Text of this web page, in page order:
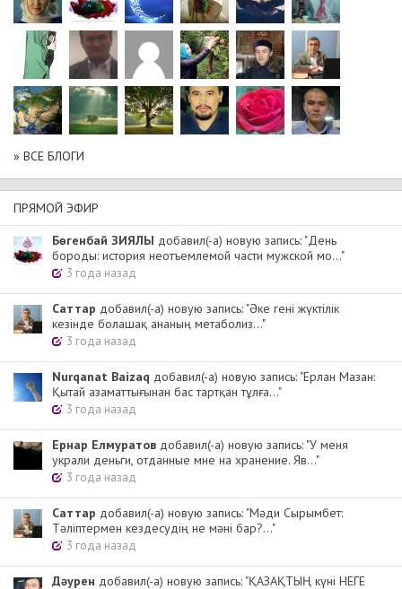
» ВСЕ БЛОГИ
ПРЯМОЙ ЭФИР
Бөгенбай ЗИЯЛЫ добавил(-а) новую запись: "День
бороды: история неотъемлемой части мужской мо..."
3 года назад
Cаттар добавил(-а) новую запись: "Әке гені жүктілік
кезінде болашақ ананың метаболиз..."
3 года назад
Nurqanat Baizaq добавил(-а) новую запись: "Ерлан Мазан:
Қытай азаматтығынан бас тартқан тұлға..."
3 года назад
Ернар Елмуратов добавил(-а) новую запись: "У меня
украли деньги, отданные мне на хранение. Яв..."
3 года назад
Cаттар добавил(-а) новую запись: "Мәди Сырымбет:
Тәліптермен кездесудің не мәні бар?..."
3 года назад
Дәурен добавил(-а) новую запись: "ҚАЗАҚТЫҢ күні НЕГЕ